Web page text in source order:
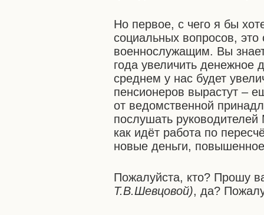
Но первое, с чего я бы
социальных вопросов,
военнослужащим. Вы
года увеличить денежное
среднем у нас будет
пенсионеров вырастут –
от ведомственной
послушать
как идёт работа по
новые деньги,
Пожалуйста, кто? Прошу
Т.В.Шевцовой), да?